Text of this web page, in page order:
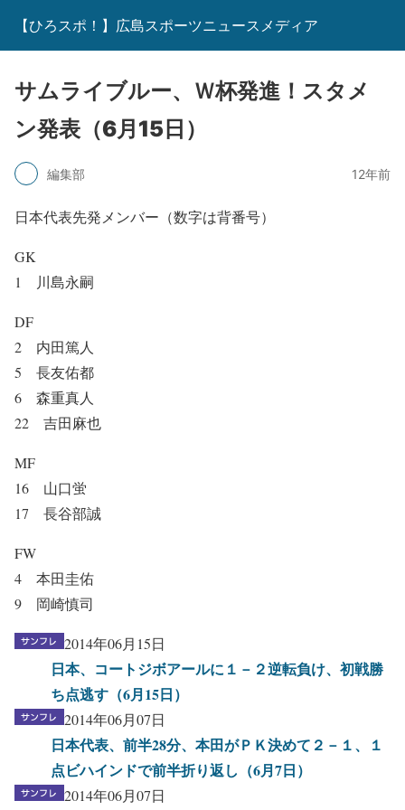
【ひろスポ！】広島スポーツニュースメディア
サムライブルー、Ｗ杯発進！スタメ
ン発表（6月15日）
編集部 12年前
日本代表先発メンバー（数字は背番号）
GK
1 川島永嗣
DF
2 内田篤人
5 長友佑都
6 森重真人
22 吉田麻也
MF
16 山口蛍
17 長谷部誠
FW
4 本田圭佑
9 岡崎慎司
2014年06月15日
日本、コートジボアールに１－２逆転負け、初戦勝
ち点逃す（6月15日）
2014年06月07日
日本代表、前半28分、本田がＰＫ決めて２－１、１
点ビハインドで前半折り返し（6月7日）
2014年06月07日